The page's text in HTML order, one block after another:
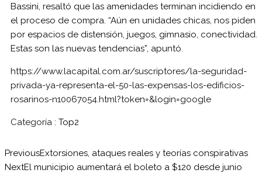
Bassini, resaltó que las amenidades terminan incidiendo en
el proceso de compra. “Aún en unidades chicas, nos piden
por espacios de distensión, juegos, gimnasio, conectividad.
Estas son las nuevas tendencias”, apuntó.
https://www.lacapital.com.ar/suscriptores/la-seguridad-
privada-ya-representa-el-50-las-expensas-los-edificios-
rosarinos-n10067054.html?token=&login=google
Categoría : Top2
PreviousExtorsiones, ataques reales y teorías conspirativas
NextEl municipio aumentará el boleto a $120 desde junio